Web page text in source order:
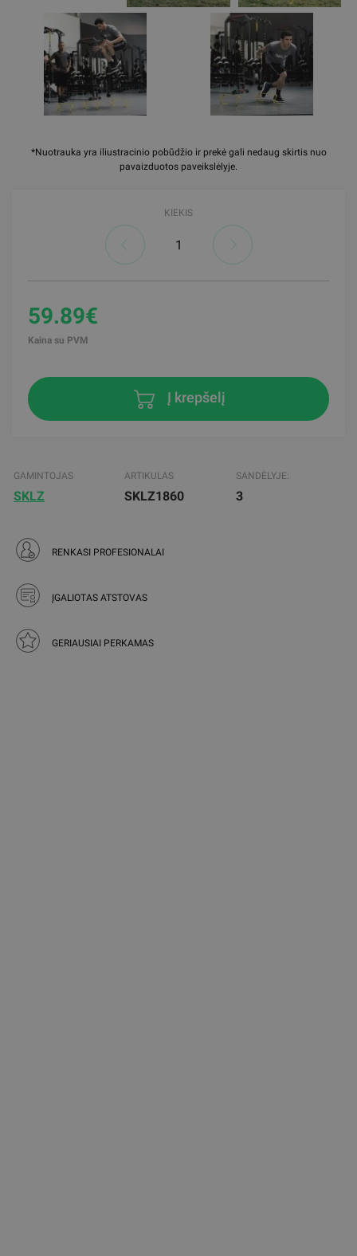
*Nuotrauka yra iliustracinio pobūdžio ir prekė gali nedaug skirtis nuo
pavaizduotos paveikslėlyje.
KIEKIS
59.89€
Kaina su PVM
Į krepšelį
GAMINTOJAS
SKLZ
ARTIKULAS
SKLZ1860
SANDĖLYJE:
3
RENKASI PROFESIONALAI
ĮGALIOTAS ATSTOVAS
GERIAUSIAI PERKAMAS